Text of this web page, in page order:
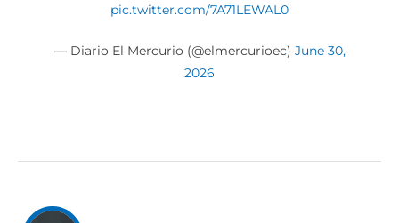
pic.twitter.com/7A71LEWAL0
— Diario El Mercurio (@elmercurioec) June 30,
2026